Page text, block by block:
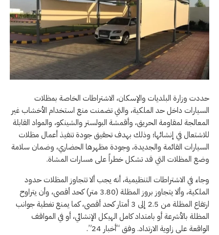
حددت وزارة البلديات والإسكان، الاشتراطات الخاصة بمظلات
السيارات داخل حد الملكية، والتي تضمنت منع استخدام الأخشاب غير
المعالجة لمقاومة الحريق، وأقمشة البولستر والشينكو، والمواد القابلة
للاشتعال في إنشائها؛ وذلك بهدف تحقيق جودة تنفيذ أعمال مظلات
السيارات القائمة والجديدة، وجودة مظهرها الحضاري، وضمان سلامة
وضع المظلات التي قد تشكل خطراً على مسارات المشاة.
وجاء في الاشتراطات التنظيمية، أنه يجب ألا تتجاوز المظلات حدود
الملكية، وألا يتجاوز بروز المظلة (3.80 متر) كحد أقصى، وأن يتراوح
ارتفاع المظلة من 2.5 إلى 3 أمتار كحد أقصى، كما يمنع تغطية جوانب
المظلة بالأشرعة أو بامتداد كامل الهيكل الإنشائي، أو في المواقف
الواقعة على زاوية الارتداد. وفق “أخبار 24”.